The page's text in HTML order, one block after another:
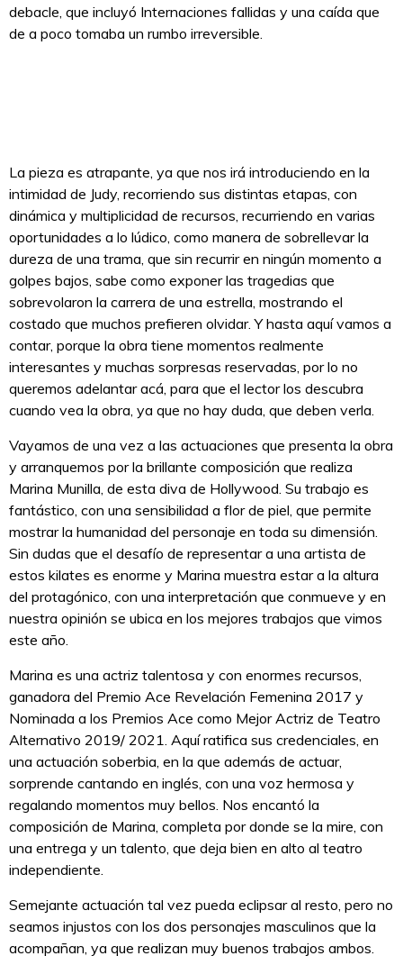
debacle, que incluyó Internaciones fallidas y una caída que
de a poco tomaba un rumbo irreversible.
La pieza es atrapante, ya que nos irá introduciendo en la
intimidad de Judy, recorriendo sus distintas etapas, con
dinámica y multiplicidad de recursos, recurriendo en varias
oportunidades a lo lúdico, como manera de sobrellevar la
dureza de una trama, que sin recurrir en ningún momento a
golpes bajos, sabe como exponer las tragedias que
sobrevolaron la carrera de una estrella, mostrando el
costado que muchos prefieren olvidar. Y hasta aquí vamos a
contar, porque la obra tiene momentos realmente
interesantes y muchas sorpresas reservadas, por lo no
queremos adelantar acá, para que el lector los descubra
cuando vea la obra, ya que no hay duda, que deben verla.
Vayamos de una vez a las actuaciones que presenta la obra
y arranquemos por la brillante composición que realiza
Marina Munilla, de esta diva de Hollywood. Su trabajo es
fantástico, con una sensibilidad a flor de piel, que permite
mostrar la humanidad del personaje en toda su dimensión.
Sin dudas que el desafío de representar a una artista de
estos kilates es enorme y Marina muestra estar a la altura
del protagónico, con una interpretación que conmueve y en
nuestra opinión se ubica en los mejores trabajos que vimos
este año.
Marina es una actriz talentosa y con enormes recursos,
ganadora del Premio Ace Revelación Femenina 2017 y
Nominada a los Premios Ace como Mejor Actriz de Teatro
Alternativo 2019/ 2021. Aquí ratifica sus credenciales, en
una actuación soberbia, en la que además de actuar,
sorprende cantando en inglés, con una voz hermosa y
regalando momentos muy bellos. Nos encantó la
composición de Marina, completa por donde se la mire, con
una entrega y un talento, que deja bien en alto al teatro
independiente.
Semejante actuación tal vez pueda eclipsar al resto, pero no
seamos injustos con los dos personajes masculinos que la
acompañan, ya que realizan muy buenos trabajos ambos.